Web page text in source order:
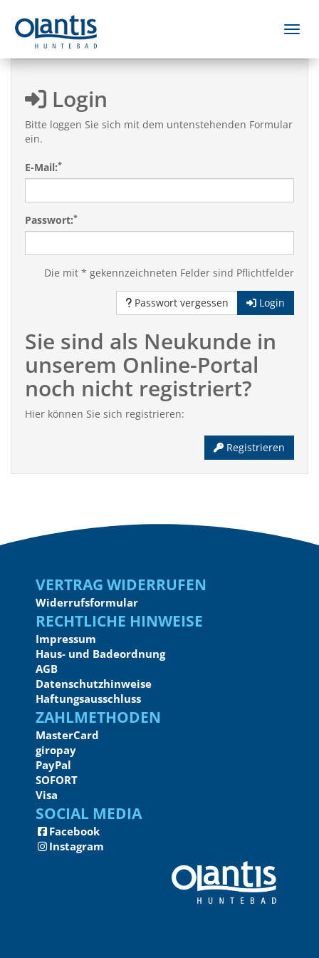
Login
Bitte loggen Sie sich mit dem untenstehenden Formular
ein.
E-Mail:*
Passwort:*
Die mit * gekennzeichneten Felder sind Pflichtfelder
Passwort vergessen Login
Sie sind als Neukunde in
unserem Online-Portal
noch nicht registriert?
Hier können Sie sich registrieren:
Registrieren
Vertrag widerrufen
Widerrufsformular
Rechtliche Hinweise
Impressum
Haus- und Badeordnung
AGB
Datenschutzhinweise
Haftungsausschluss
Zahlmethoden
MasterCard
giropay
PayPal
SOFORT
Visa
Social Media
Facebook
Instagram